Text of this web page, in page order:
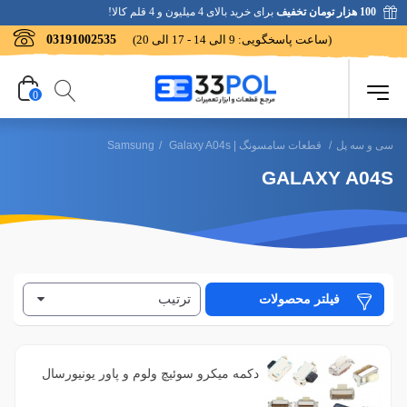
100 هزار تومان تخفیف برای خرید بالای 4 میلیون و 4 قلم کالا!
03191002535 (ساعت پاسخگویی: 9 الی 14 - 17 الی 20)
0
سی و سه پل / قطعات سامسونگ | Samsung / Galaxy A04s
GALAXY A04S
فیلتر براساس رنگ
بنفش 1
فیلتر براساس کیفیت
بسیار خوب 1
فیلتر محصولات ترتیب
دکمه میکرو سوئیچ ولوم و پاور یونیورسال